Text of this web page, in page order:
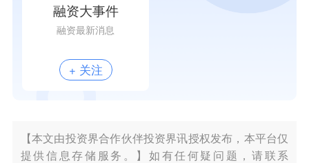
融资大事件
融资最新消息
+ 关注
【本文由投资界合作伙伴投资界讯授权发布，本平台仅
提供信息存储服务。】如有任何疑问题，请联系